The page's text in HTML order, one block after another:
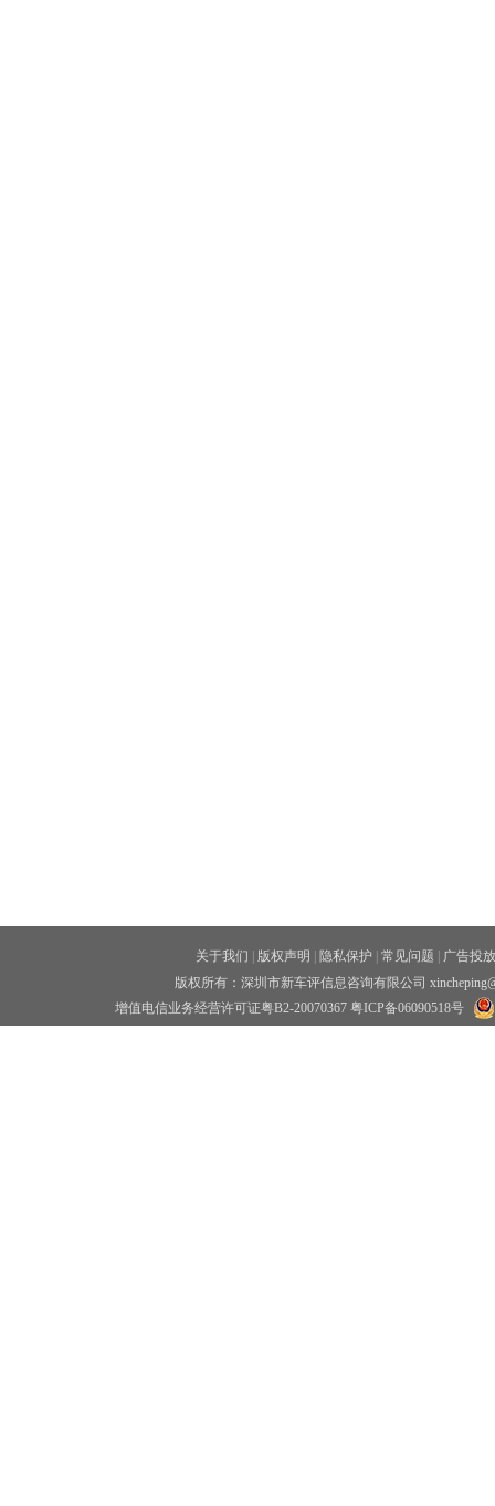
关于我们 版权声明 隐私保护 常见问题
广告投放
版权所有：深圳市新车评信息咨询有限公司
增值电信业务经营许可证粤B2-20070367 粤ICP备06090518号